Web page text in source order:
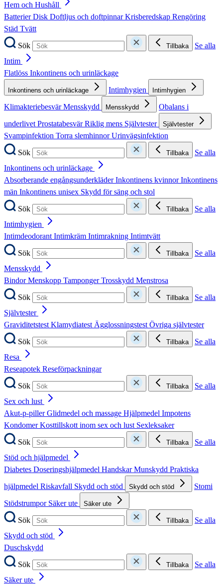
Hem och Hushåll
BatterierDisk Doftljus och doftpinnarKrisberedskap Rengöring
Städ Tvätt
Sök
Tillbaka
Se alla
Intim
Flatlöss Inkontinens och urinläckage
Inkontinens och urinläckage Intimhygien Intimhygien
KlimakteriebesvärMensskydd Mensskydd
Obalans i
underlivetProstatabesvärRiklig mens Självtester Självtester
Svampinfektion Torra slemhinnorUrinvägsinfektion
Sök
Tillbaka
Se alla
Inkontinens och urinläckage
Absorberande engångsunderkläderInkontinens kvinnorInkontinens
män Inkontinens unisex Skydd för säng och stol
Sök
Tillbaka
Se alla
Intimhygien
IntimdeodorantIntimkräm Intimrakning Intimtvätt
Sök
Tillbaka
Se alla
Mensskydd
BindorMenskopp TampongerTrosskydd Menstrosa
Sök
Tillbaka
Se alla
Självtester
GraviditetstestKlamydiatestÄgglossningstestÖvriga självtester
Sök
Tillbaka
Se alla
Resa
Reseapotek Reseförpackningar
Sök
Tillbaka
Se alla
Sex och lust
Akut-p-pillerGlidmedel och massage Hjälpmedel Impotens
KondomerKosttillskott inom sex och lust Sexleksaker
Sök
Tillbaka
Se alla
Stöd och hjälpmedel
Diabetes Doseringshjälpmedel HandskarMunskydd Praktiska
hjälpmedel Riskavfall Skydd och stöd Skydd och stöd
Stomi
Stödstrumpor Säker ute Säker ute
Sök Tillbaka
Se alla
Skydd och stöd
Duschskydd
Sök
Tillbaka
Se alla
Säker ute